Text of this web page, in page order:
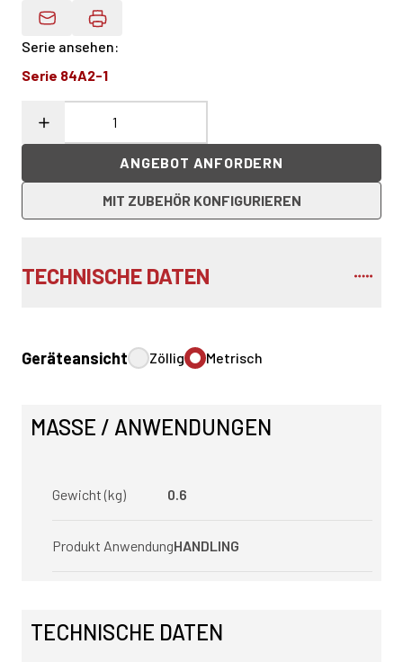
Produktdaten Per E-Mail
Serie ansehen:
Serie 84A2-1
ANGEBOT ANFORDERN
MIT ZUBEHÖR KONFIGURIEREN
TECHNISCHE DATEN
Geräteansicht Zöllig Metrisch
MASSE / ANWENDUNGEN
Gewicht (kg) 0.6
Produkt AnwendungHANDLING
TECHNISCHE DATEN